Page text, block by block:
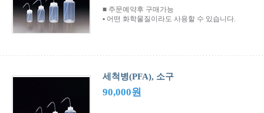
■ 주문예약후 구매가능
▪ 어떤 화학물질이라도 사용할 수 있습니다.
세척병(PFA), 소구
90,000원